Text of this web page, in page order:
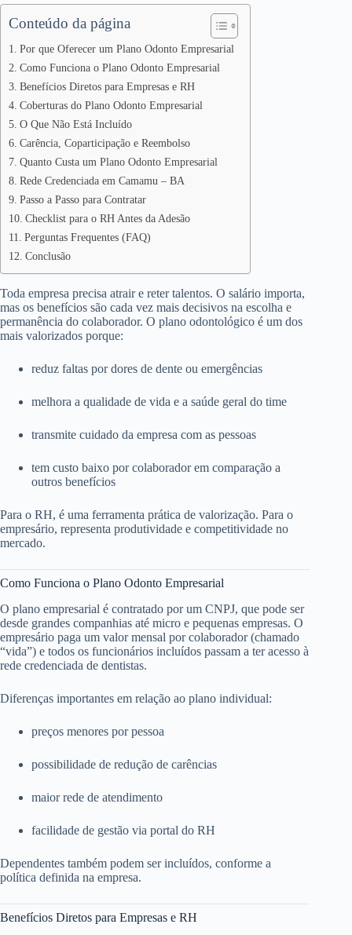
Conteúdo da página
Por que Oferecer um Plano Odonto Empresarial
Como Funciona o Plano Odonto Empresarial
Benefícios Diretos para Empresas e RH
Coberturas do Plano Odonto Empresarial
O Que Não Está Incluído
Carência, Coparticipação e Reembolso
Quanto Custa um Plano Odonto Empresarial
Rede Credenciada em Camamu – BA
Passo a Passo para Contratar
Checklist para o RH Antes da Adesão
Perguntas Frequentes (FAQ)
Conclusão
Toda empresa precisa atrair e reter talentos. O salário importa,
mas os benefícios são cada vez mais decisivos na escolha e
permanência do colaborador. O plano odontológico é um dos
mais valorizados porque:
reduz faltas por dores de dente ou emergências
melhora a qualidade de vida e a saúde geral do time
transmite cuidado da empresa com as pessoas
tem custo baixo por colaborador em comparação a
outros benefícios
Para o RH, é uma ferramenta prática de valorização. Para o
empresário, representa produtividade e competitividade no
mercado.
Como Funciona o Plano Odonto Empresarial
O plano empresarial é contratado por um CNPJ, que pode ser
desde grandes companhias até micro e pequenas empresas. O
empresário paga um valor mensal por colaborador (chamado
“vida”) e todos os funcionários incluídos passam a ter acesso à
rede credenciada de dentistas.
Diferenças importantes em relação ao plano individual:
preços menores por pessoa
possibilidade de redução de carências
maior rede de atendimento
facilidade de gestão via portal do RH
Dependentes também podem ser incluídos, conforme a
política definida na empresa.
Benefícios Diretos para Empresas e RH